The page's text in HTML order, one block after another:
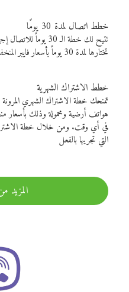
خطط اتصال لمدة 30 يومًا
تتيح لك خطة الـ 30
تختارها لمدة 30 يوماً بأسعار فايبر المنخفضة.
خطط الاشتراك الشهرية
تمنحك خطة الاشتراك الشهري المرونة
هواتف أرضية ومحمولة وذلك
في أي وقت. ومن خلال خطة الاشتراك
التي تجريها بالفعل
المزيد